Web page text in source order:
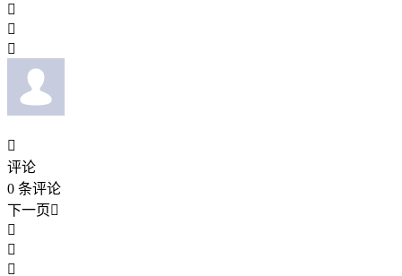




评论
0 条评论
下一页


